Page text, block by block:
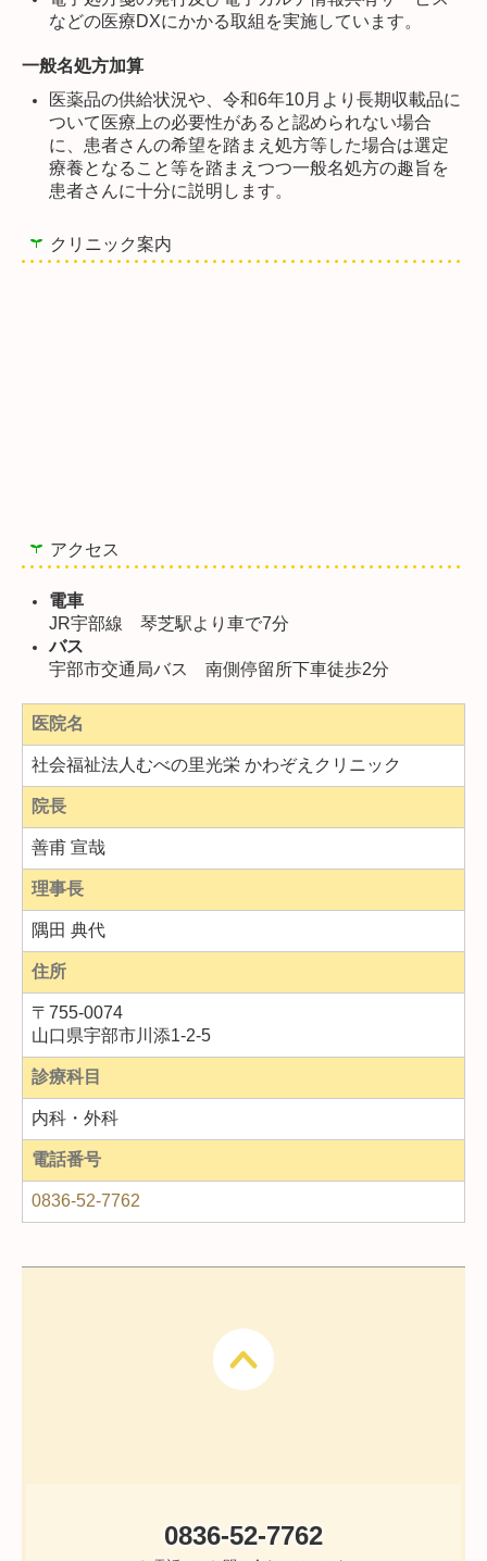
クリニック案内
アクセス
電車
JR宇部線 琴芝駅より車で7分
バス
宇部市交通局バス 南側停留所下車徒歩2分
医院名
社会福祉法人むべの里光栄 かわぞえクリニック
院長
善甫 宣哉
理事長
隅田 典代
住所
〒 755-0074
山口県宇部市川添1-2-5
診療科目
内科・外科
電話番号
0836-52-7762
などの医療DXにかかる取組を実施しています。
一般名処方加算
医薬品の供給状況や、令和6年10月より長期収載品に
ついて医療上の必要性があると認められない場合
に、患者さんの希望を踏まえ処方等した場合は選定
療養となること等を踏まえつつ一般名処方の趣旨を
患者さんに十分に説明します。
0836-52-7762